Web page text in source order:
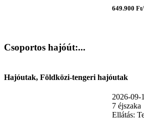
649.900
Csoportos hajóút:...
Hajóutak, Földközi-tengeri hajóutak
2026-09-
7 éjszaka
Ellátás: